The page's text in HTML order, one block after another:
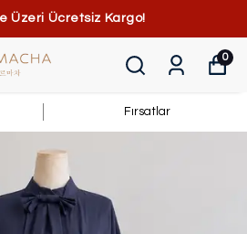
Üzeri Ücretsiz Kargo!
0
Fırsatlar